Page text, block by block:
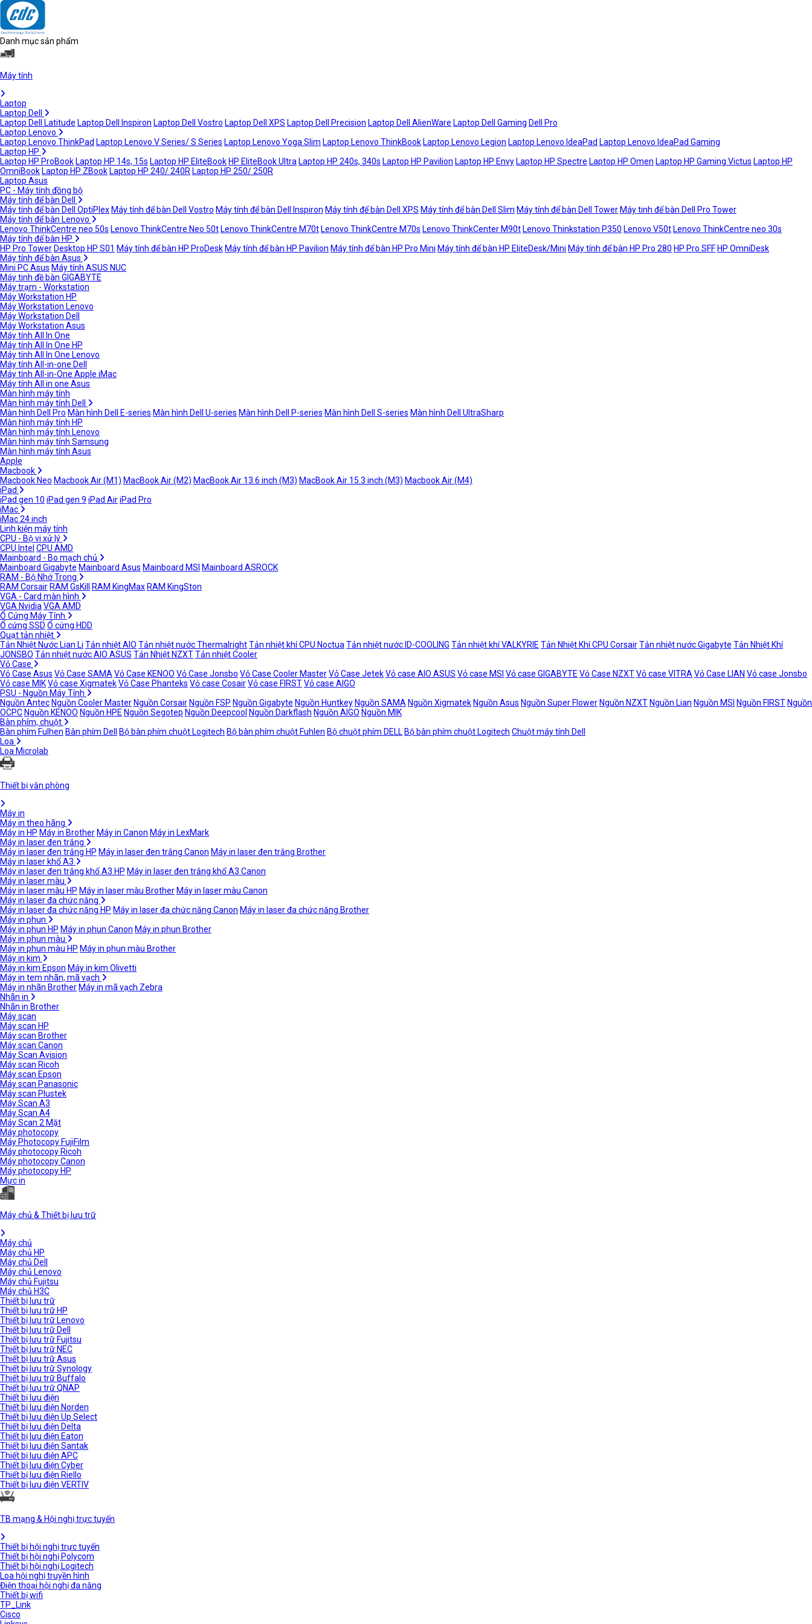
Danh mục sản phẩm
Máy tính
Laptop
Laptop Dell
Laptop Dell Latitude Laptop Dell Inspiron Laptop Dell Vostro Laptop Dell XPS Laptop Dell Precision Laptop Dell AlienWare Laptop Dell Gaming Dell Pro
Laptop Lenovo
Laptop Lenovo ThinkPad Laptop Lenovo V Series/ S Series Laptop Lenovo Yoga Slim Laptop Lenovo ThinkBook Laptop Lenovo Legion Laptop Lenovo IdeaPad Laptop Lenovo IdeaPad Gaming
Laptop HP
Laptop HP ProBook Laptop HP 14s, 15s Laptop HP EliteBook HP EliteBook Ultra Laptop HP 240s, 340s Laptop HP Pavilion Laptop HP Envy Laptop HP Spectre Laptop HP Omen Laptop HP Gaming Victus Laptop HP
OmniBook Laptop HP ZBook Laptop HP 240/ 240R Laptop HP 250/ 250R
Laptop Asus
PC - Máy tính đồng bộ
Máy tính để bàn Dell
Máy tính để bàn Dell OptiPlex Máy tính để bàn Dell Vostro Máy tính để bàn Dell Inspiron Máy tính để bàn Dell XPS Máy tính để bàn Dell Slim Máy tính để bàn Dell Tower Máy tinh để bàn Dell Pro Tower
Máy tính để bàn Lenovo
Lenovo ThinkCentre neo 50s Lenovo ThinkCentre Neo 50t Lenovo ThinkCentre M70t Lenovo ThinkCentre M70s Lenovo ThinkCenter M90t Lenovo Thinkstation P350 Lenovo V50t Lenovo ThinkCentre neo 30s
Máy tính để bàn HP
HP Pro Tower Desktop HP S01 Máy tính để bàn HP ProDesk Máy tính để bàn HP Pavilion Máy tính để bàn HP Pro Mini Máy tính để bàn HP EliteDesk/Mini Máy tính để bàn HP Pro 280 HP Pro SFF HP OmniDesk
Máy tính để bàn Asus
Mini PC Asus Máy tính ASUS NUC
Máy tinh đề bàn GIGABYTE
Máy trạm - Workstation
Máy Workstation HP
Máy Workstation Lenovo
Máy Workstation Dell
Máy Workstation Asus
Máy tính All In One
Máy tính All In One HP
Máy tính All In One Lenovo
Máy tính All-in-one Dell
Máy tính All-in-One Apple iMac
Máy tính All in one Asus
Màn hình máy tính
Màn hình máy tính Dell
Màn hình Dell Pro Màn hình Dell E-series Màn hình Dell U-series Màn hình Dell P-series Màn hình Dell S-series Màn hình Dell UltraSharp
Màn hình máy tính HP
Màn hình máy tính Lenovo
Màn hình máy tính Samsung
Màn hình máy tính Asus
Apple
Macbook
Macbook Neo Macbook Air (M1) MacBook Air (M2) MacBook Air 13.6 inch (M3) MacBook Air 15.3 inch (M3) Macbook Air (M4)
iPad
iPad gen 10 iPad gen 9 iPad AiriPad Pro
iMac
iMac 24 inch
Linh kiện máy tính
CPU - Bộ vi xử lý
CPU Intel CPU AMD
Mainboard - Bo mạch chủ
Mainboard Gigabyte Mainboard Asus Mainboard MSI Mainboard ASROCK
RAM - Bộ Nhớ Trong
RAM Corsair RAM GsKill RAM KingMax RAM KingSton
VGA - Card màn hình
VGA Nvidia VGA AMD
Ổ Cứng Máy Tính
Ổ cứng SSD Ổ cứng HDD
Quạt tản nhiệt
Tản Nhiệt Nước Lian Li Tản nhiệt AIO Tản nhiệt nước ThermalrightTản nhiệt khí CPU Noctua Tản nhiệt nước ID-COOLING Tản nhiệt khí VALKYRIE Tản Nhiệt Khí CPU CorsairTản nhiệt nước Gigabyte Tản Nhiệt Khí
JONSBO Tản nhiệt nước AIO ASUS Tản Nhiệt NZXTTản nhiệt Cooler
Vỏ Case
Vỏ Case Asus Vỏ Case SAMA Vỏ Case KENOO Vỏ Case Jonsbo Vỏ Case Cooler MasterVỏ Case JetekVỏ case AIO ASUS Vỏ case MSI Vỏ case GIGABYTE Vỏ Case NZXTVỏ case VITRA Vỏ Case LIAN Vỏ case Jonsbo
Vỏ case MIKVỏ case XigmatekVỏ Case Phanteks Vỏ case CosairVỏ case FIRSTVỏ case AIGO
PSU - Nguồn Máy Tính
Nguồn Antec Nguồn Cooler Master Nguồn Corsair Nguồn FSP Nguồn Gigabyte Nguồn Huntkey Nguồn SAMA Nguồn Xigmatek Nguồn Asus Nguồn Super Flower Nguồn NZXT Nguồn Lian Nguồn MSI Nguồn FIRST Nguồn
OCPC Nguồn KENOO Nguồn HPE Nguồn Segotep Nguồn Deepcool Nguồn Darkflash Nguồn AIGO Nguồn MIK
Bàn phím, chuột
Bàn phím Fulhen Bàn phím Dell Bộ bàn phím chuột Logitech Bộ bàn phím chuột Fuhlen Bộ chuột phím DELL Bộ bàn phím chuột Logitech Chuột máy tính Dell
Loa
Loa Microlab
Thiết bị văn phòng
Máy in
Máy in theo hãng
Máy in HP Máy in Brother Máy in Canon Máy in LexMark
Máy in laser đen trắng
Máy in laser đen trắng HP Máy in laser đen trắng Canon Máy in laser đen trắng Brother
Máy in laser khổ A3
Máy in laser đen trắng khổ A3 HP Máy in laser đen trắng khổ A3 Canon
Máy in laser màu
Máy in laser màu HP Máy in laser màu Brother Máy in laser màu Canon
Máy in laser đa chức năng
Máy in laser đa chức năng HP Máy in laser đa chức năng Canon Máy in laser đa chức năng Brother
Máy in phun
Máy in phun HP Máy in phun Canon Máy in phun Brother
Máy in phun màu
Máy in phun màu HP Máy in phun màu Brother
Máy in kim
Máy in kim Epson Máy in kim Olivetti
Máy in tem nhãn, mã vạch
Máy in nhãn Brother Máy in mã vạch Zebra
Nhãn in
Nhãn in Brother
Máy scan
Máy scan HP
Máy scan Brother
Máy scan Canon
Máy Scan Avision
Máy scan Ricoh
Máy scan Epson
Máy scan Panasonic
Máy scan Plustek
Máy Scan A3
Máy Scan A4
Máy Scan 2 Mặt
Máy photocopy
Máy Photocopy FujiFilm
Máy photocopy Ricoh
Máy photocopy Canon
Máy photocopy HP
Mực in
Máy chủ & Thiết bị lưu trữ
Máy chủ
Máy chủ HP
Máy chủ Dell
Máy chủ Lenovo
Máy chủ Fujitsu
Máy chủ H3C
Thiết bị lưu trữ
Thiết bị lưu trữ HP
Thiết bị lưu trữ Lenovo
Thiết bị lưu trữ Dell
Thiết bị lưu trữ Fujitsu
Thiết bị lưu trữ NEC
Thiết bị lưu trữ Asus
Thiết bị lưu trữ Synology
Thiết bị lưu trữ Buffalo
Thiết bị lưu trữ QNAP
Thiết bị lưu điện
Thiết bị lưu điện Norden
Thiết bị lưu điện Up Select
Thiết bị lưu điện Delta
Thiết bị lưu điện Eaton
Thiết bị lưu điện Santak
Thiết bị lưu điện APC
Thiết bị lưu điện Cyber
Thiết bị lưu điện Riello
Thiết bị lưu điện VERTIV
TB mạng & Hội nghị trực tuyến
Thiết bị hội nghị trực tuyến
Thiết bị hội nghị Polycom
Thiết bị hội nghị Logitech
Loa hội nghị truyền hình
Điện thoại hội nghị đa năng
Thiết bị wifi
TP_Link
Cisco